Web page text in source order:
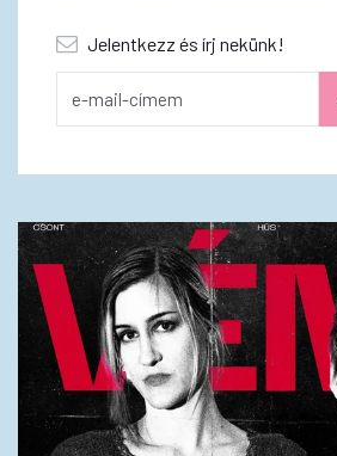
Jelentkezz és írj nekünk!